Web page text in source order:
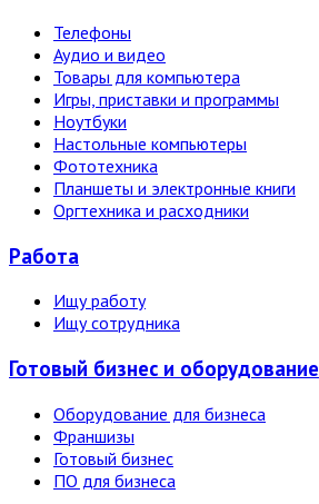
Телефоны
Аудио и видео
Товары для компьютера
Игры, приставки и программы
Ноутбуки
Настольные компьютеры
Фототехника
Планшеты и электронные книги
Оргтехника и расходники
Работа
Ищу работу
Ищу сотрудника
Готовый бизнес и оборудование
Оборудование для бизнеса
Франшизы
Готовый бизнес
ПО для бизнеса